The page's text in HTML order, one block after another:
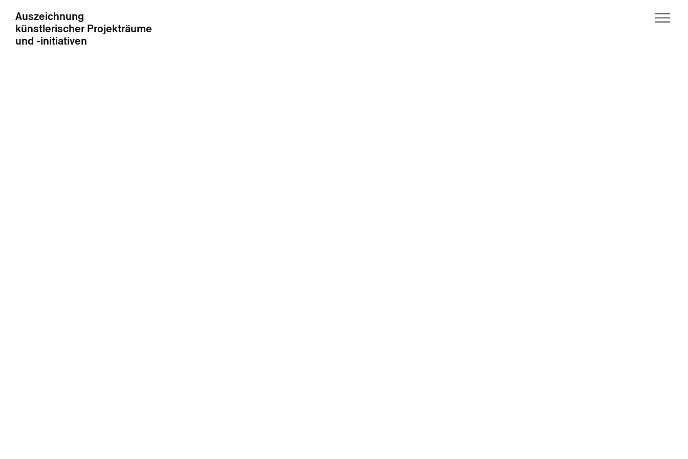
Auszeichnung
künstlerischer Projekträume
und -initiativen